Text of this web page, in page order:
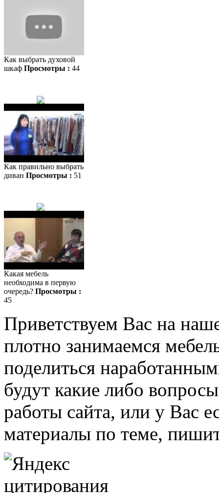
Как выбрать духовой
шкаф Просмотры : 44
Как правильно выбрать
диван Просмотры : 51
Какая мебель
необходима в первую
очередь? Просмотры :
45
Приветствуем Вас на
плотно занимаемся
поделиться
будут какие либо
работы сайта, или у Вас
материалы по теме,